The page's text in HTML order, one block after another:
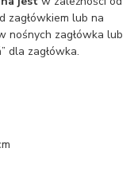
zagłówkiem lub na
nośnych zagłówka lub
dla zagłówka.